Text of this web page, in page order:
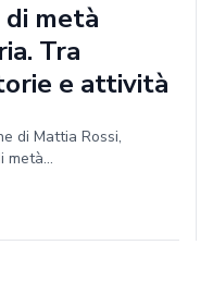
metà
Tra
e attività
di Mattia Rossi,
metà...